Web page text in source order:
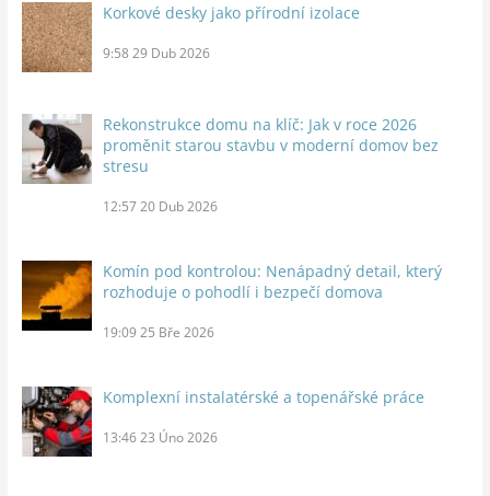
Korkové desky jako přírodní izolace
9:58 29 Dub 2026
Rekonstrukce domu na klíč: Jak v roce 2026
proměnit starou stavbu v moderní domov bez
stresu
12:57 20 Dub 2026
Komín pod kontrolou: Nenápadný detail, který
rozhoduje o pohodlí i bezpečí domova
19:09 25 Bře 2026
Komplexní instalatérské a topenářské práce
13:46 23 Úno 2026